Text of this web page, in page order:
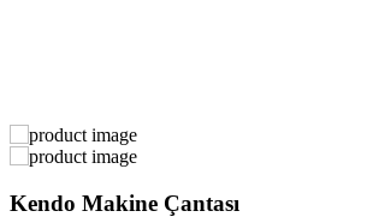
Kendo Makine Çantası